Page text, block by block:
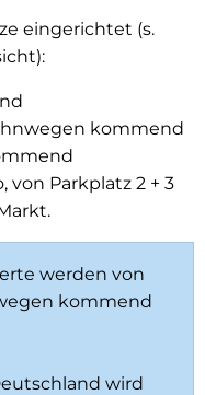
eingerichtet (s.
kommend
von Parkplatz 2 + 3
werden von
kommend
wird